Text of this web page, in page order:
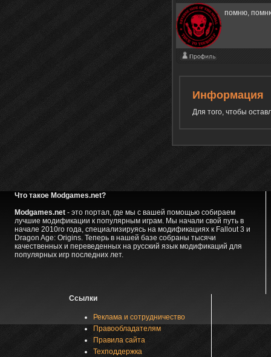
помню,
Информация
Для того, чтобы
Что такое Modgames.net?
Modgames.net- это портал, где мы с вашей помощью собираем
лучшие модификации к популярным играм. Мы начали свой путь в
начале 2010го года, специализируясь на модификациях к Fallout 3 и
Dragon Age: Origins. Теперь в нашей базе собраны тысячи
качественных и переведенных на русский язык модификаций для
популярных игр последних лет.
Ссылки
Реклама и сотрудничество
Правообладателям
Правила сайта
Техподдержка